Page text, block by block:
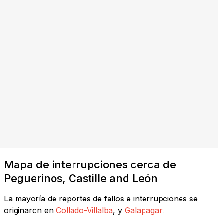
Mapa de interrupciones cerca de
Peguerinos, Castille and León
La mayoría de reportes de fallos e interrupciones se
originaron en Collado-Villalba, y Galapagar.